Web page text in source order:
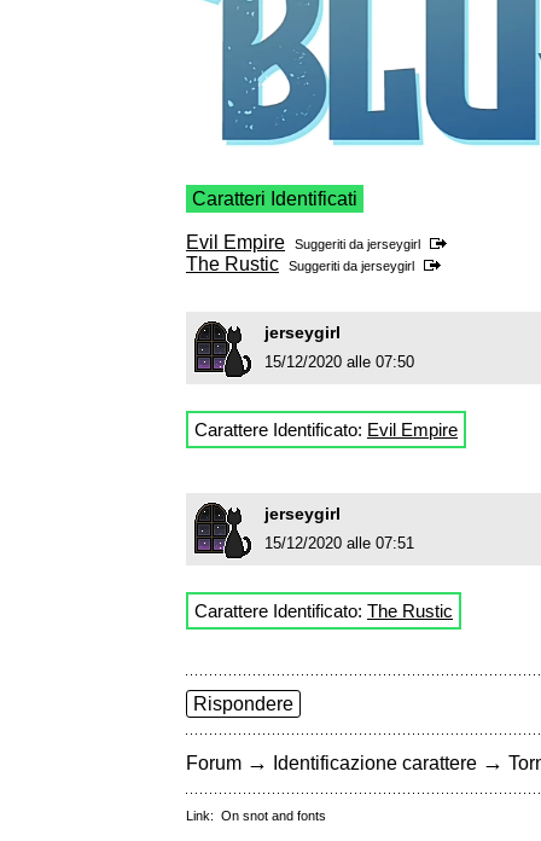
Caratteri Identificati
Evil Empire Suggeriti da jerseygirl
The Rustic Suggeriti da jerseygirl
jerseygirl
15/12/2020 alle 07:50
Carattere Identificato: Evil Empire
jerseygirl
15/12/2020 alle 07:51
Carattere Identificato: The Rustic
Rispondere
Forum → Identificazione carattere →
Link: On snot and fonts